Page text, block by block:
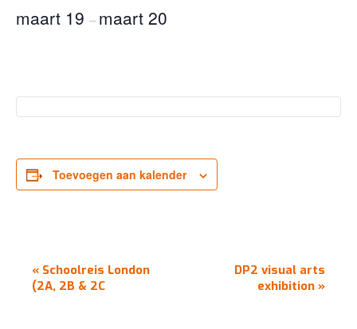
maart 19 – maart 20
Toevoegen aan kalender
EVENEMENT
NAVIGATIE
« Schoolreis London
(2A, 2B & 2C
DP2 visual arts
exhibition »